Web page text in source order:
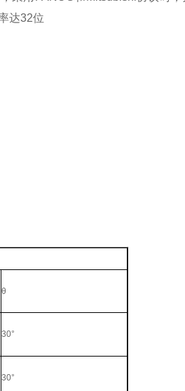
达32位
θ
30°
30°